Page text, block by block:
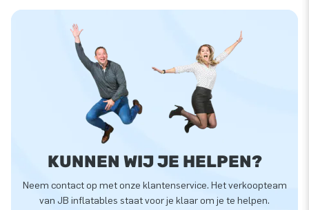
KUNNEN WIJ JE HELPEN?
Neem contact op met onze klantenservice. Het verkoopteam
van JB inflatables staat voor je klaar om je te helpen.